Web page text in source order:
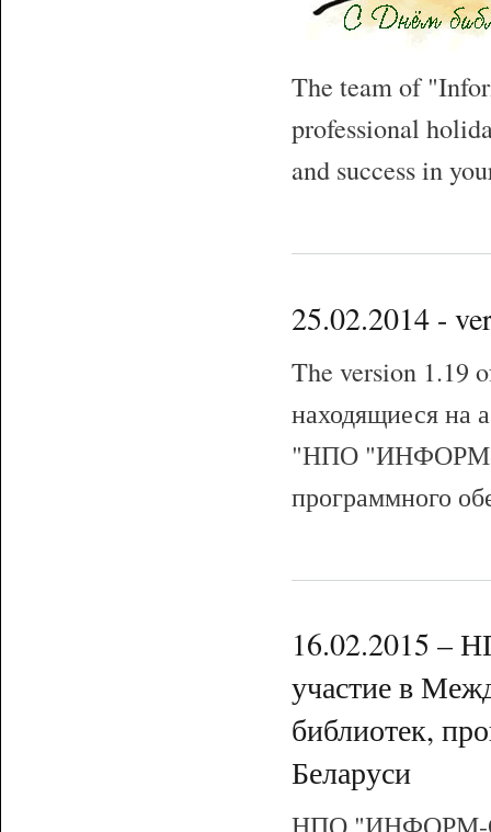
The team of
professional
and success in
25.02.2014 -
The version 1.19
находящиеся на
"НПО "ИНФОРМ-
программного
16.02.2015
участие в
библиотек,
Беларуси